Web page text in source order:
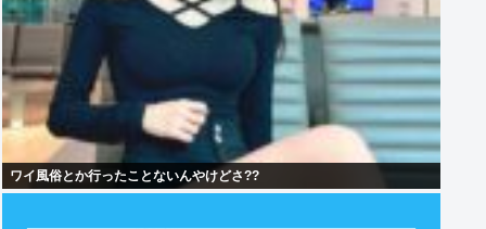
ワイ風俗とか行ったことないんやけどさ??